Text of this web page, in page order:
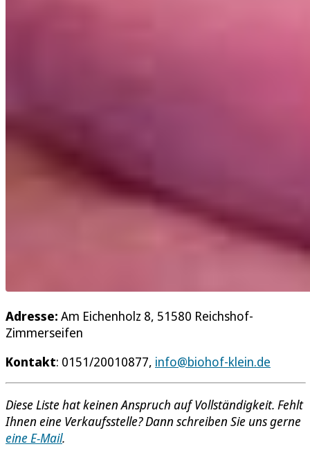
Adresse: Am Eichenholz 8, 51580 Reichshof-
Zimmerseifen
Kontakt: 0151/20010877, info@biohof-klein.de
Diese Liste hat keinen Anspruch auf Vollständigkeit. Fehlt
Ihnen eine Verkaufsstelle? Dann schreiben Sie uns gerne
eine E-Mail.